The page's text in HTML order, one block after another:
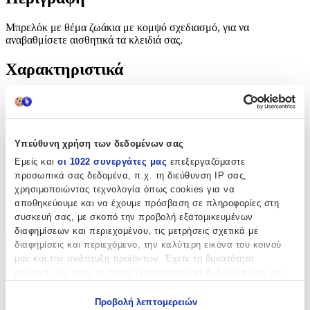
Υπεύθυνη χρήση των δεδομένων σας
Εμείς και οι 1022 συνεργάτες μας επεξεργαζόμαστε
προσωπικά σας δεδομένα, π.χ. τη διεύθυνση IP σας,
χρησιμοποιώντας τεχνολογία όπως cookies για να
αποθηκεύουμε και να έχουμε πρόσβαση σε πληροφορίες στη
συσκευή σας, με σκοπό την προβολή εξατομικευμένων
διαφημίσεων και περιεχομένου, τις μετρήσεις σχετικά με
διαφημίσεις και περιεχόμενο, την καλύτερη εικόνα του κοινού
μας και την ανάπτυξη προϊόντων. Έχετε τη δυνατότητα
Προβολή λεπτομερειών
Μπρελόκ με θέμα ζωάκια με κομψό σχεδιασμό, για να
αναβαθμίσετε αισθητικά τα κλειδιά σας.
Χαρακτηριστικά
Θέμα:
Ζωάκια
Τύπος:
Μπρελόκ
Κατασκευαστής:
OEM
Χαρακτηριστικά
Χαρακτηριστικά